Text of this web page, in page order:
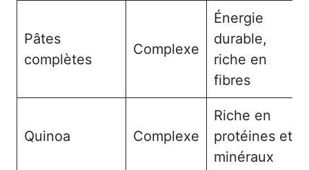
Pâtes
complètes
Complexe
Énergie
durable,
riche en
fibres
Quinoa Complexe
Riche en
protéines et
minéraux